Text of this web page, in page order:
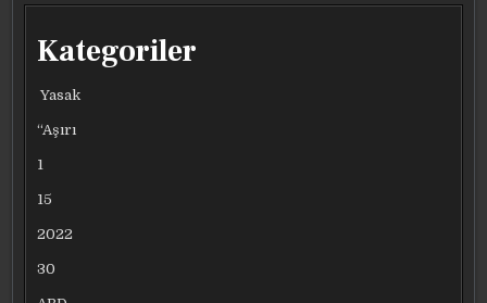
Kategoriler
Yasak
“Aşırı
1
15
2022
30